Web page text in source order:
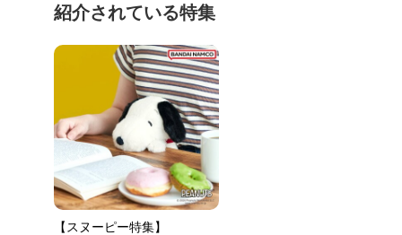
紹介されている特集
【スヌーピー特集】